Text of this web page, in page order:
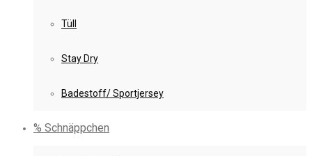
Tüll
Stay Dry
Badestoff/ Sportjersey
% Schnäppchen